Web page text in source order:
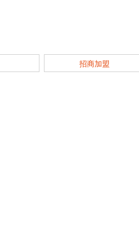
招商加盟